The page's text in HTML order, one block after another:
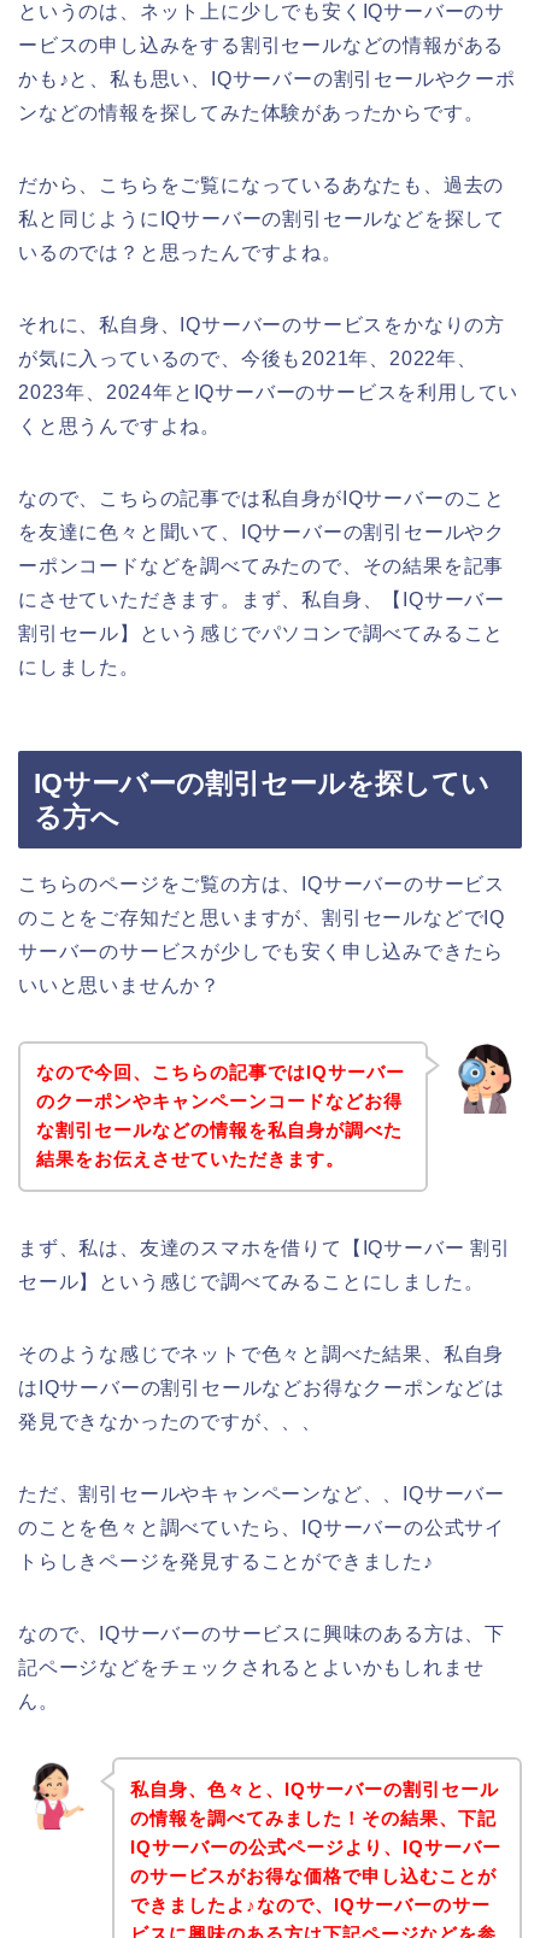
というのは、ネット上に少しでも安くIQサーバーのサ
ービスの申し込みをする割引セールなどの情報がある
かも♪と、私も思い、IQサーバーの割引セールやクーポ
ンなどの情報を探してみた体験があったからです。
だから、こちらをご覧になっているあなたも、過去の
私と同じようにIQサーバーの割引セールなどを探して
いるのでは？と思ったんですよね。
それに、私自身、IQサーバーのサービスをかなりの方
が気に入っているので、今後も2021年、2022年、
2023年、2024年とIQサーバーのサービスを利用してい
くと思うんですよね。
なので、こちらの記事では私自身がIQサーバーのこと
を友達に色々と聞いて、IQサーバーの割引セールやク
ーポンコードなどを調べてみたので、その結果を記事
にさせていただきます。まず、私自身、【IQサーバー
割引セール】という感じでパソコンで調べてみること
にしました。
IQサーバーの割引セールを探してい
る方へ
こちらのページをご覧の方は、IQサーバーのサービス
のことをご存知だと思いますが、割引セールなどでIQ
サーバーのサービスが少しでも安く申し込みできたら
いいと思いませんか？
なので今回、こちらの記事ではIQサーバー
のクーポンやキャンペーンコードなどお得
な割引セールなどの情報を私自身が調べた
結果をお伝えさせていただきます。
まず、私は、友達のスマホを借りて【IQサーバー 割引
セール】という感じで調べてみることにしました。
そのような感じでネットで色々と調べた結果、私自身
はIQサーバーの割引セールなどお得なクーポンなどは
発見できなかったのですが、、、
ただ、割引セールやキャンペーンなど、、IQサーバー
のことを色々と調べていたら、IQサーバーの公式サイ
トらしきページを発見することができました♪
なので、IQサーバーのサービスに興味のある方は、下
記ページなどをチェックされるとよいかもしれませ
ん。
私自身、色々と、IQサーバーの割引セール
の情報を調べてみました！その結果、下記
IQサーバーの公式ページより、IQサーバー
のサービスがお得な価格で申し込むことが
できましたよ♪なので、IQサーバーのサー
ビスに興味のある方は下記ページなどを参